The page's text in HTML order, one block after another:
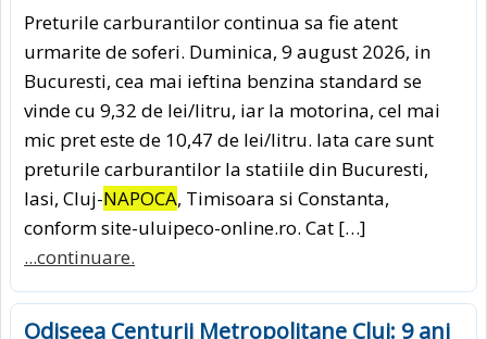
Preturile carburantilor continua sa fie atent
urmarite de soferi. Duminica, 9 august 2026, in
Bucuresti, cea mai ieftina benzina standard se
vinde cu 9,32 de lei/litru, iar la motorina, cel mai
mic pret este de 10,47 de lei/litru. Iata care sunt
preturile carburantilor la statiile din Bucuresti,
Iasi, Cluj-NAPOCA, Timisoara si Constanta,
conform site-uluipeco-online.ro. Cat […]
...continuare.
Odiseea Centurii Metropolitane Cluj: 9 ani